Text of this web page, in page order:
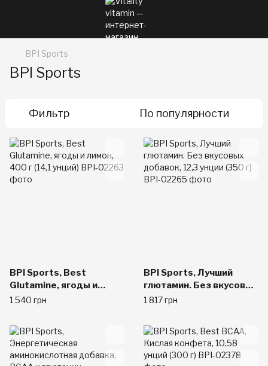
BPI Sports
BPI Sports
Фильтр По популярности
BPI Sports, Best
Glutamine, ягоды и
лимон, 400 г (14,1 унций)
1 540 грн
BPI Sports, Лучший
глютамин. Без вкусовых
добавок, 12,3 унции
1 817 грн